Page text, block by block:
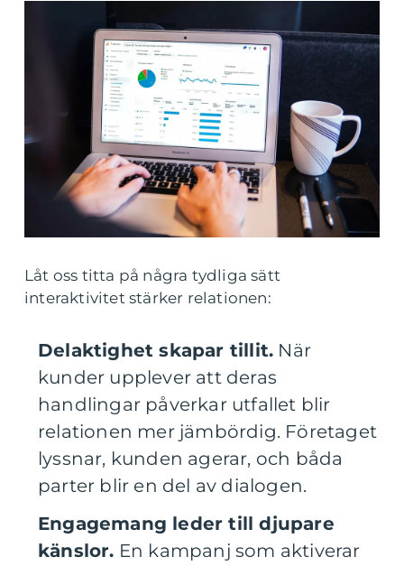
Låt oss titta på några tydliga sätt
interaktivitet stärker relationen:
Delaktighet skapar tillit. När
kunder upplever att deras
handlingar påverkar utfallet blir
relationen mer jämbördig. Företaget
lyssnar, kunden agerar, och båda
parter blir en del av dialogen.
Engagemang leder till djupare
känslor. En kampanj som aktiverar